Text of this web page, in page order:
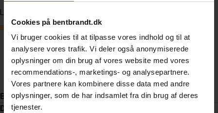
Cookies på bentbrandt.dk
Vi bruger cookies til at tilpasse vores indhold og til at
analysere vores trafik. Vi deler også anonymiserede
oplysninger om din brug af vores website med vores
recommendations-, marketings- og analysepartnere.
Vores partnere kan kombinere disse data med andre
oplysninger, som de har indsamlet fra din brug af deres
tjenester.
Bestillingsvare
Beskrivelse
Dokumenter